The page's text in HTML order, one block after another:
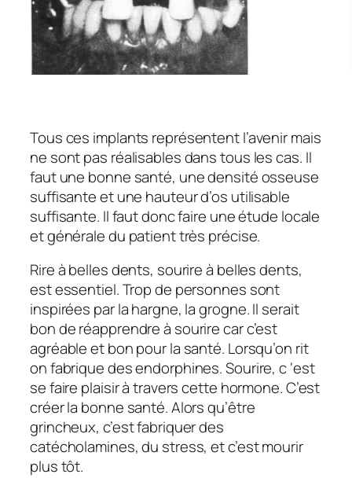
Tous ces implants représentent l’avenir mais
ne sont pas réalisables dans tous les cas. Il
faut une bonne santé, une densité osseuse
suffisante et une hauteur d’os utilisable
suffisante. Il faut donc faire une étude locale
et générale du patient très précise.
Rire à belles dents, sourire à belles dents,
est essentiel. Trop de personnes sont
inspirées par la hargne, la grogne. Il serait
bon de réapprendre à sourire car c’est
agréable et bon pour la santé. Lorsqu’on rit
on fabrique des endorphines. Sourire, c ‘est
se faire plaisir à travers cette hormone. C’est
créer la bonne santé. Alors qu’être
grincheux, c’est fabriquer des
catécholamines, du stress, et c’est mourir
plus tôt.